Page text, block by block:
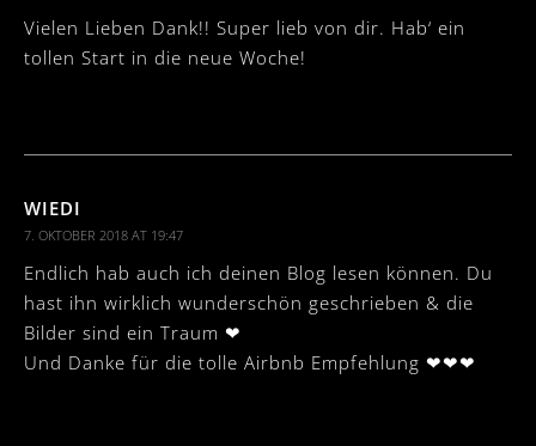
Vielen Lieben Dank!! Super lieb von dir. Hab‘ ein
tollen Start in die neue Woche!
WIEDI
7. OKTOBER 2018 AT 19:47
Endlich hab auch ich deinen Blog lesen können. Du
hast ihn wirklich wunderschön geschrieben & die
Bilder sind ein Traum ❤
Und Danke für die tolle Airbnb Empfehlung ❤❤❤